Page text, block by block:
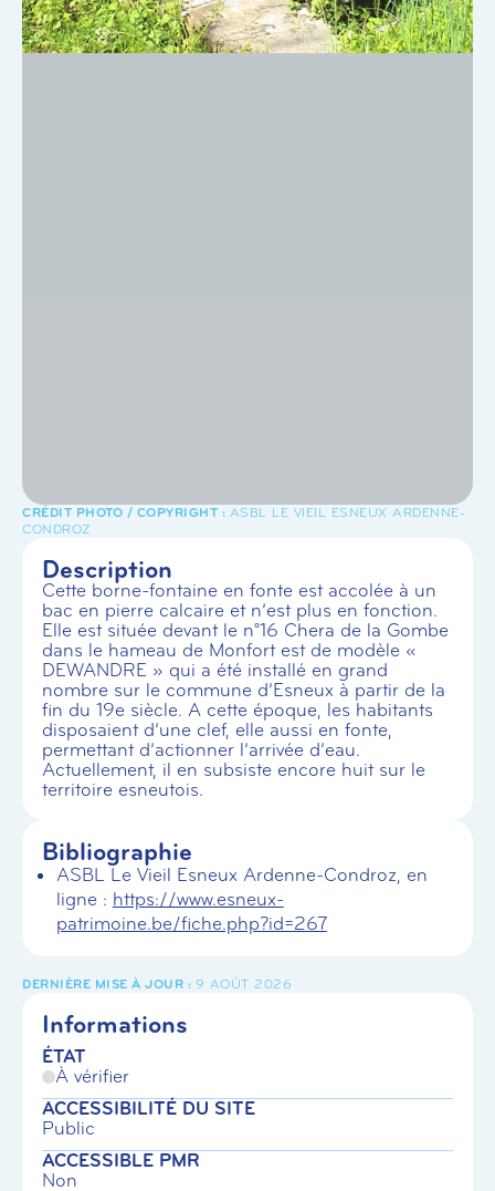
ASBL LE VIEIL ESNEUX ARDENNE-
CONDROZ
Description
Cette borne-fontaine en fonte est accolée à un
bac en pierre calcaire et n’est plus en fonction.
Elle est située devant le n°16 Chera de la Gombe
dans le hameau de Monfort est de modèle «
DEWANDRE » qui a été installé en grand
nombre sur le commune d’Esneux à partir de la
fin du 19e siècle. A cette époque, les habitants
disposaient d’une clef, elle aussi en fonte,
permettant d’actionner l’arrivée d’eau.
Actuellement, il en subsiste encore huit sur le
territoire esneutois.
Bibliographie
ASBL Le Vieil Esneux Ardenne-Condroz, en
ligne : https://www.esneux-
patrimoine.be/fiche.php?id=267
9 AOÛT 2026
Informations
ÉTAT
À vérifier
ACCESSIBILITÉ DU SITE
Public
ACCESSIBLE PMR
Non